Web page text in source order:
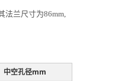
法兰尺寸为86mm,
中空孔径mm